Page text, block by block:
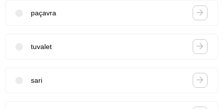
paçavra
tuvalet
sari